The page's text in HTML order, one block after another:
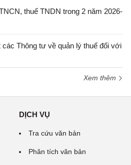
thuế TNDN trong 2 năm 2026-
Thông tư về quản lý thuế đối với
Xem thêm
DỊCH VỤ
Tra cứu văn bản
Phân tích văn bản